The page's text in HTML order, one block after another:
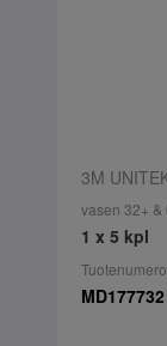
3M
vasen 32+ &
1 x 5 kpl
MD177732